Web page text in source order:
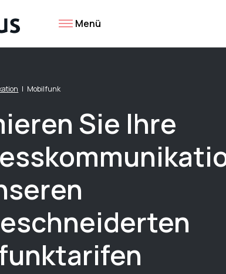
Menü
Mobilfunk
Sie Ihre